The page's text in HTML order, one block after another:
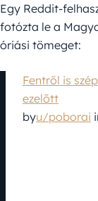
Egy Reddit-
fotózta le a
óriási tömeget:
Fentről is
ezelőtt
byu/poborai